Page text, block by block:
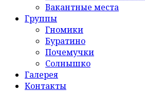
Вакантные места
Группы
Гномики
Буратино
Почемучки
Солнышко
Галерея
Контакты